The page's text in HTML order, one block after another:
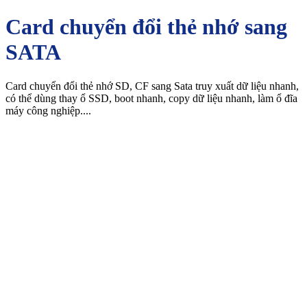
Card chuyển đổi thẻ nhớ sang
SATA
Card chuyển đổi thẻ nhớ SD, CF sang Sata truy xuất dữ liệu nhanh,
có thể dùng thay ổ SSD, boot nhanh, copy dữ liệu nhanh, làm ổ đĩa
máy công nghiệp....